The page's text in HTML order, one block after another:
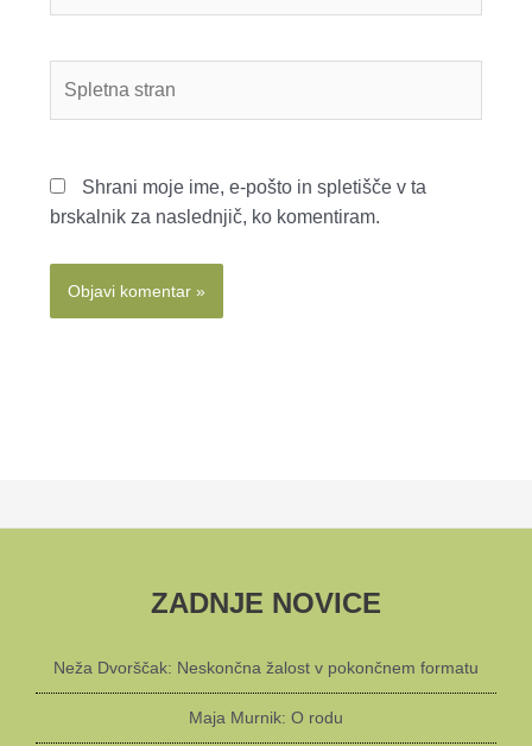
stran
Shrani moje ime, e-pošto in spletišče v ta
brskalnik za naslednjič, ko komentiram.
ZADNJE NOVICE
Neža Dvorščak: Neskončna žalost v pokončnem formatu
Maja Murnik: O rodu